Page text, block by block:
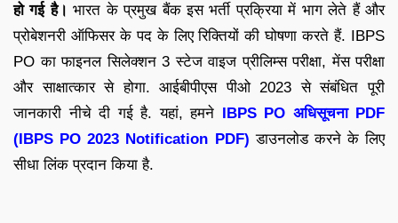
हो गई है। भारत के प्रमुख बैंक इस भर्ती प्रक्रिया में भाग लेते हैं और
प्रोबेशनरी ऑफिसर के पद के लिए रिक्तियों की घोषणा करते हैं. IBPS
PO का फाइनल सिलेक्शन 3 स्टेज वाइज प्रीलिम्स परीक्षा, मेंस परीक्षा
और साक्षात्कार से होगा. आईबीपीएस पीओ 2023 से संबंधित पूरी
जानकारी नीचे दी गई है. यहां, हमने IBPS PO अधिसूचना PDF
(IBPS PO 2023 Notification PDF) डाउनलोड करने के लिए
सीधा लिंक प्रदान किया है.